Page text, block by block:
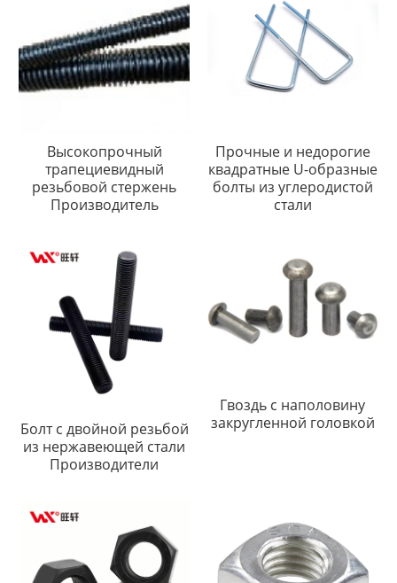
Высокопрочный
трапециевидный
резьбовой стержень
Производитель
Прочные и недорогие
квадратные U-образные
болты из углеродистой
стали
Болт с двойной резьбой
из нержавеющей стали
Производители
Гвоздь с наполовину
закругленной головкой